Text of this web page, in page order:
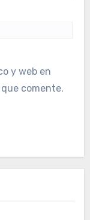
y web en
comente.